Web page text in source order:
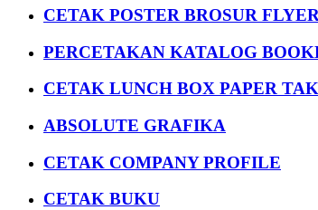
CETAK POSTER BROSUR
PERCETAKAN KATALOG
CETAK LUNCH BOX PAPER
ABSOLUTE GRAFIKA
CETAK COMPANY PROFILE
CETAK BUKU